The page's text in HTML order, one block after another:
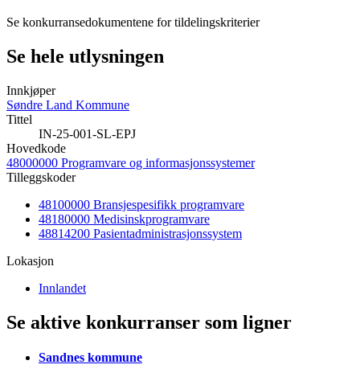
Se konkurransedokumentene for tildelingskriterier
Se hele utlysningen
Innkjøper
Søndre Land Kommune
Tittel
IN-25-001-SL-EPJ
Hovedkode
48000000 Programvare og informasjonssystemer
Tilleggskoder
48100000 Bransjespesifikk programvare
48180000 Medisinskprogramvare
48814200 Pasientadministrasjonssystem
Lokasjon
Innlandet
Se aktive konkurranser som ligner
Sandnes kommune